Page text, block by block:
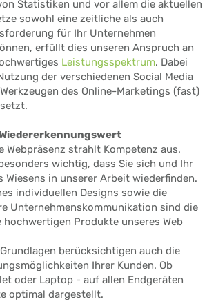
Statistiken und vor allem die aktuellen
sowohl eine zeitliche als auch
für Ihr Unternehmen
erfüllt dies unseren Anspruch an
Leistungsspektrum. Dabei
der verschiedenen Social Media
des Online-Marketings (fast)
Webpräsenz strahlt Kompetenz aus.
wichtig, dass Sie sich und Ihr
Wiesens in unserer Arbeit wiederfinden.
individuellen Designs sowie die
Unternehmenskommunikation sind die
hochwertigen Produkte unseres Web
berücksichtigen auch die
Ihrer Kunden. Ob
oder Laptop - auf allen Endgeräten
optimal dargestellt.